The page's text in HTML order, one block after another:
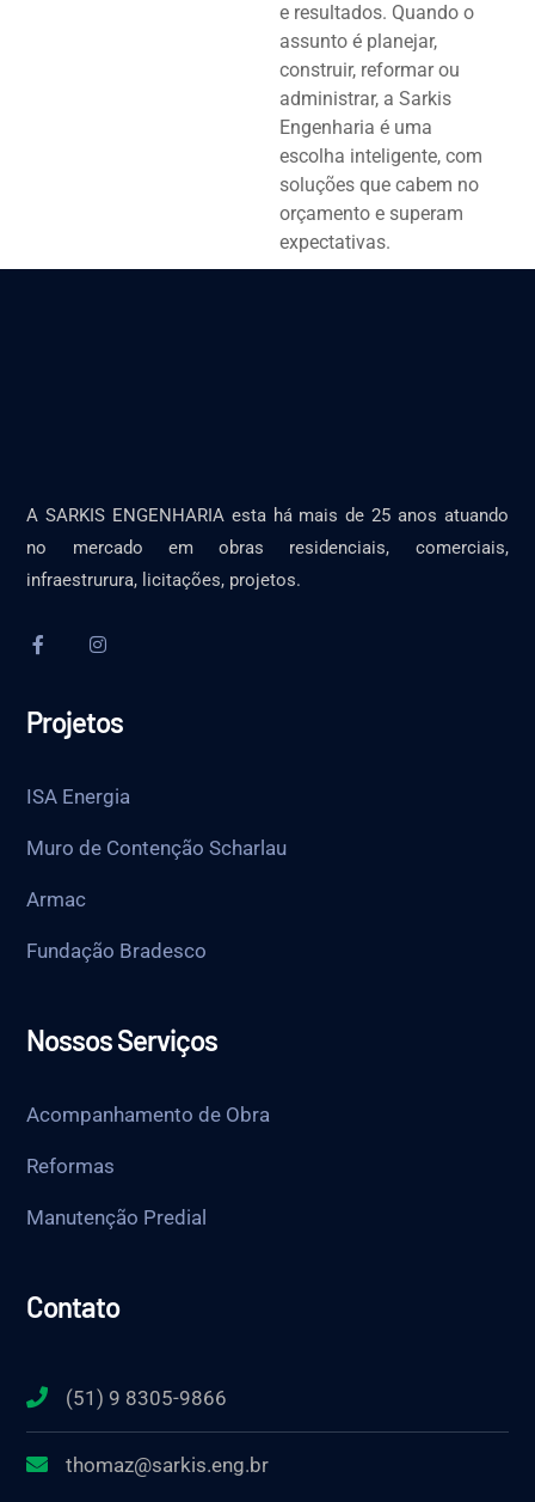
e resultados. Quando o
assunto é planejar,
construir, reformar ou
administrar, a Sarkis
Engenharia é uma
escolha inteligente, com
soluções que cabem no
orçamento e superam
expectativas.
A SARKIS ENGENHARIA esta há mais de 25 anos atuando
no mercado em obras residenciais, comerciais,
infraestrurura, licitações, projetos.
Projetos
ISA Energia
Muro de Contenção Scharlau
Armac
Fundação Bradesco
Nossos Serviços
Acompanhamento de Obra
Reformas
Manutenção Predial
Contato
(51) 9 8305-9866
thomaz@sarkis.eng.br